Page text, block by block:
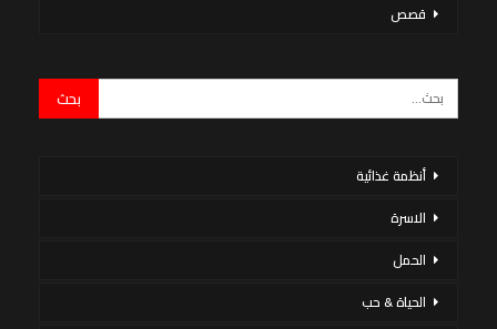
قصص
أنظمة غذائية
الاسرة
الحمل
الحياة & حب